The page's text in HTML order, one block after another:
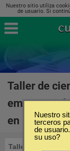
Nuestro sitio utiliza
de usuario. Si
Taller de
en España
Taller
Nuestro
terceros
de
su uso?